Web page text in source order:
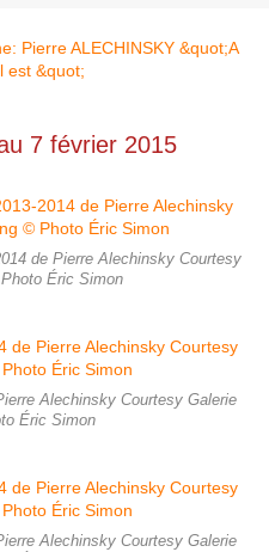
7 février 2015
de Pierre Alechinsky Courtesy
Éric Simon
Alechinsky Courtesy Galerie
Éric Simon
Alechinsky Courtesy Galerie